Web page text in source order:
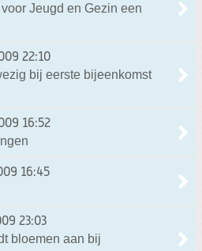
Jeugd en Gezin een
22:10
bij eerste bijeenkomst
16:52
16:45
23:03
bloemen aan bij